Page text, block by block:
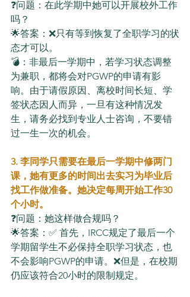
❓问题：在此学期中她可以开展校外工作
吗？
🌟答案：❌只有等到恢复了全职学习的状
态才可以。
💣：非最后一学期中，若学习状态调整
为兼职，都将会对PGWP的申请有影
响。由于请假原因、离校时间长短、学
签状态因人而异，一旦有这种情况发
生，请务必找到专业人士咨询，不要错
过一生一次的机会。
3. 李同学只需要在最后一学期中修两门
课，她有更多的时间出去实习为毕业后
找工作做准备。她决定每周开始工作30
个小时。
❓问题：她这样做合规吗？
🌟答案：✅ 首先，IRCC规定了最后一个
学期留学生不必保持全职学习状态，也
不会影响PGWP的申请。❌但是，在校期
仍应该符合20小时的限制规定。